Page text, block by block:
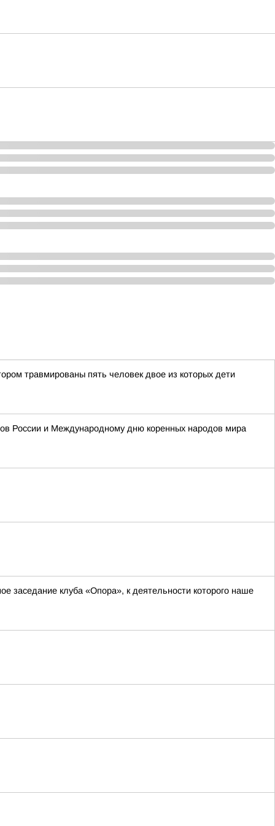
травмированы пять человек двое из которых дети
России и Международному дню коренных народов мира
заседание клуба «Опора», к деятельности которого наше